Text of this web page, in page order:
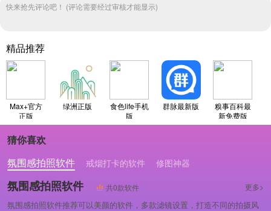
快来抢先评论吧！ (评论需要经过审核才能显示)
精品推荐
Max+官方
正版
绿洲正版
食色life手机
版
群脉最新版
糗事百科最
新免费版
猜你喜欢
氛围感拍照软件
戒烟打卡的软件 修图神器
氛围感拍照软件 共0款软件 更多>
氛围感拍照软件推荐可以美颜的软件，多款滤镜设置，打造不同的拍摄风